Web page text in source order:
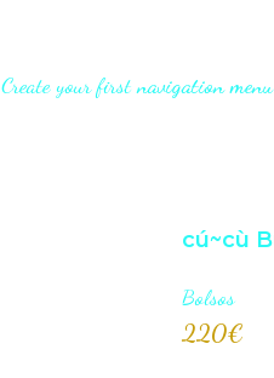
Create your first navigation
cú~cù
Bolsos
220€